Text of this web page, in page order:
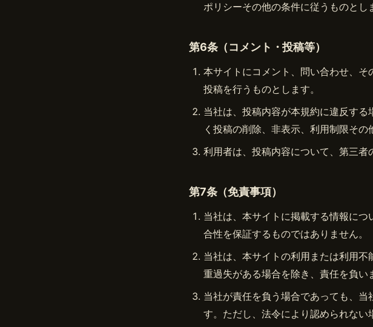
ポリシーその他の条件に従うものとし
第6条（コメント・投稿等）
本サイトにコメント、問い合わせ、
投稿を行うものとします。
当社は、投稿内容が本規約に違反す
く投稿の削除、非表示、利用制限その
利用者は、投稿内容について、第三者
第7条（免責事項）
当社は、本サイトに掲載する情報に
合性を保証するものではありません。
当社は、本サイトの利用または利用
重過失がある場合を除き、責任を負い
当社が責任を負う場合であっても、
す。ただし、法令により認められない